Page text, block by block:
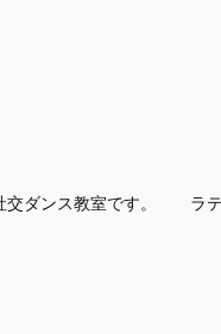
交ダンス教室です。 ラ